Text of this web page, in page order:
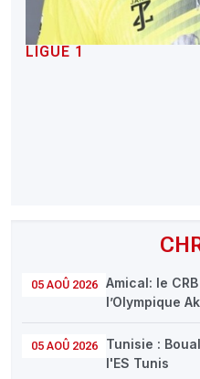
05 AOÛ 2026
Amical: le
l’Olympique
05 AOÛ 2026
Tunisie :
l'ES Tunis
LIGUE 1